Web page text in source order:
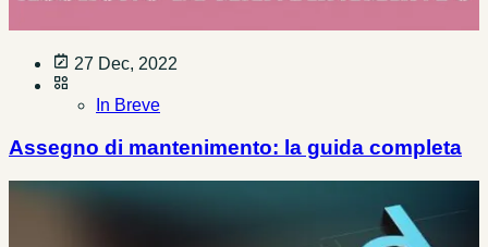
27 Dec, 2022
In Breve
Assegno di mantenimento: la guida completa